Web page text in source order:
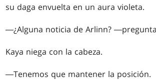
su daga envuelta en un aura violeta.
―¿Alguna noticia de Arlinn?
Kaya niega con la cabeza.
―Tenemos que mantener la posición.